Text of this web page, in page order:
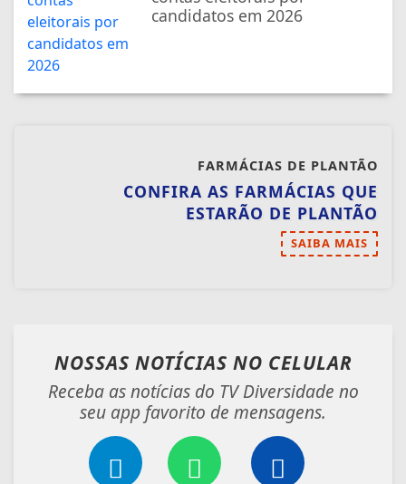
candidatos em 2026
FARMÁCIAS DE PLANTÃO
CONFIRA AS FARMÁCIAS QUE
ESTARÃO DE PLANTÃO
SAIBA MAIS
NOSSAS NOTÍCIAS NO CELULAR
Receba as notícias do TV Diversidade no
seu app favorito de mensagens.